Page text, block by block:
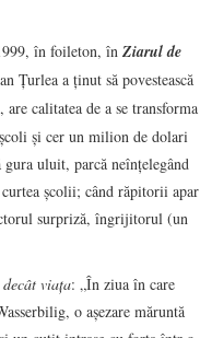
în foileton, în Ziarul de
Ţurlea a ţinut să povestească
calitatea de a se transforma
şi cer un milion de dolari
uluit, parcă neînţelegând
şcolii; când răpitorii apar
surpriză, îngrijitorul (un
viaţa: „În ziua în care
o aşezare măruntă